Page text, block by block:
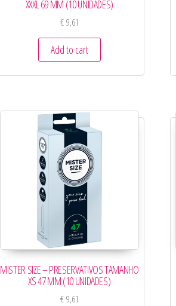
XXXL 69 MM (10 UNIDADES)
€9,61
Add to cart
MISTER SIZE – PRESERVATIVOS TAMANHO
XS 47 MM (10 UNIDADES)
€9,61